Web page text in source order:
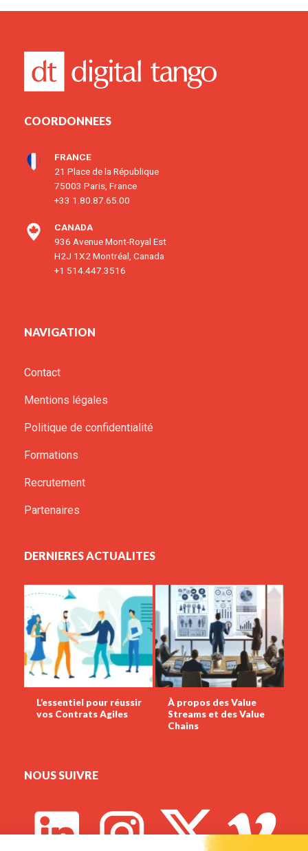
COORDONNEES
FRANCE
21 Place de la République
75003 Paris, France
+33 1.80.87.65.00
CANADA
936 Avenue Mont-Royal Est
H2J 1X2 Montréal, Canada
+1 514.447.3516
NAVIGATION
Contact
Mentions légales
Politique de confidentialité
Formations
Recrutement
Partenaires
DERNIERES ACTUALITES
L’essentiel pour réussir
vos Contrats Agiles
À propos des Value
Streams et des Value
Chains
NOUS SUIVRE